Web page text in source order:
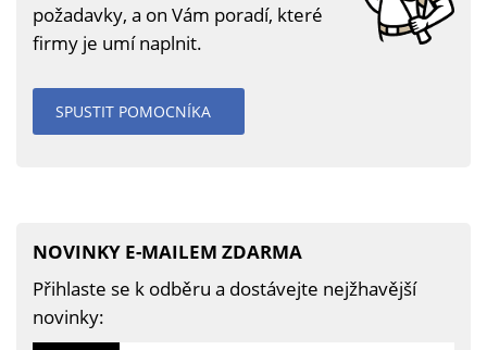
požadavky, a on Vám poradí, které
firmy je umí naplnit.
SPUSTIT POMOCNÍKA
NOVINKY E-MAILEM ZDARMA
Přihlaste se k odběru a dostávejte nejžhavější
novinky: